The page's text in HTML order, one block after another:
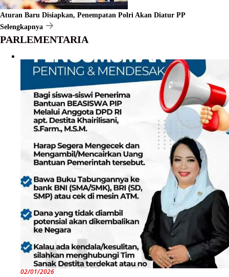
Aturan Baru Disiapkan, Penempatan Polri Akan Diatur PP
Selengkapnya
PARLEMENTARIA
02/01/2026